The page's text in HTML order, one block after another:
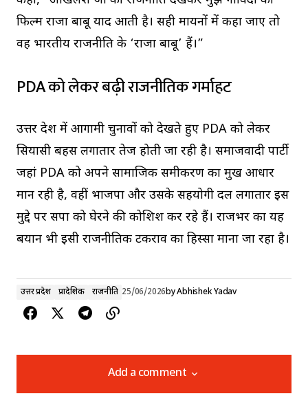
फिल्म राजा बाबू याद आती है। सही मायनों में कहा जाए तो
वह भारतीय राजनीति के ‘राजा बाबू’ हैं।”
PDA को लेकर बढ़ी राजनीतिक गर्माहट
उत्तर प्रदेश में आगामी चुनावों को देखते हुए PDA को लेकर
सियासी बहस लगातार तेज होती जा रही है। समाजवादी पार्टी
जहां PDA को अपने सामाजिक समीकरण का प्रमुख आधार
मान रही है, वहीं भाजपा और उसके सहयोगी दल लगातार इस
मुद्दे पर सपा को घेरने की कोशिश कर रहे हैं। राजभर का यह
बयान भी इसी राजनीतिक टकराव का हिस्सा माना जा रहा है।
उत्तर प्रदेश प्रादेशिक राजनीति 25/06/2026byAbhishek Yadav
Add a comment
Add a comment